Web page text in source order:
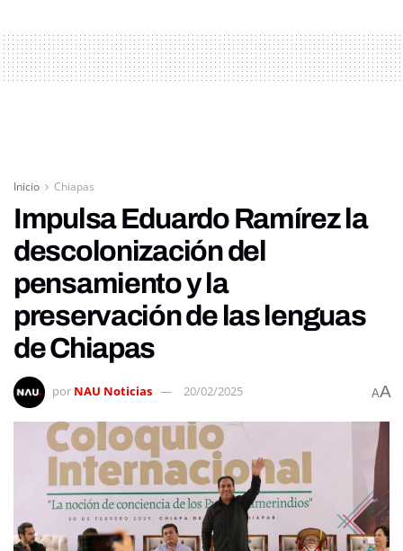
Inicio Chiapas
Impulsa Eduardo Ramírez la
descolonización del
pensamiento y la
preservación de las lenguas
de Chiapas
por NAU Noticias 20/02/2025 AA